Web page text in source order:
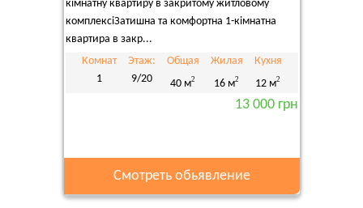
кімнатну квартиру в закритому житловому
комплексіЗатишна та комфортна 1-кімнатна
квартира в закр...
Комнат
1
Этаж:
9/20
Общая
40 м2
Жилая
16 м2
Кухня
12 м2
13 000 грн
Смотреть обьявление